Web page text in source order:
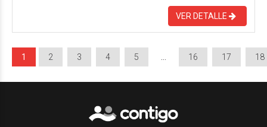
VER DETALLE
1 2 3 4 5 16 17 18